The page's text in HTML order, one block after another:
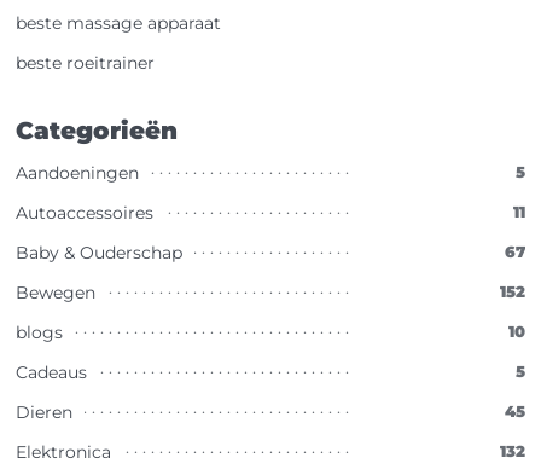
beste massage apparaat
beste roeitrainer
Categorieën
Aandoeningen 5
Autoaccessoires 11
Baby & Ouderschap 67
Bewegen 152
blogs 10
Cadeaus 5
Dieren 45
Elektronica 132